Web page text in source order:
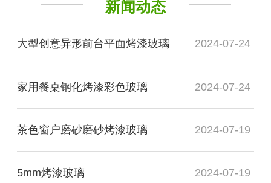
新闻动态
大型创意异形前台平面烤漆玻璃 2024-07-24
家用餐桌钢化烤漆彩色玻璃 2024-07-24
茶色窗户磨砂磨砂烤漆玻璃 2024-07-19
5mm烤漆玻璃 2024-07-19